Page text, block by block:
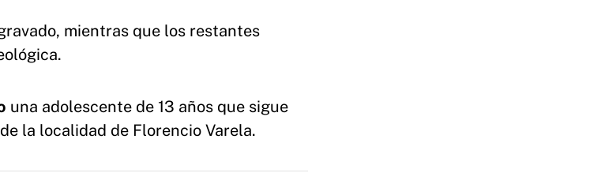
mientras que los restantes
una adolescente de 13 años que sigue
la localidad de Florencio Varela.